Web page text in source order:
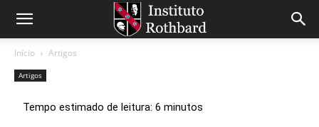
Início Artigos
Artigos